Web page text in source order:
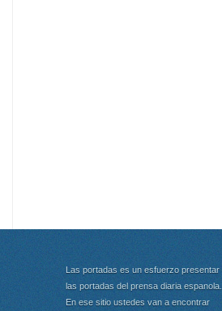
Las portadas es un esfuerzo presentar
las portadas del prensa diaria espanola.
En ese sitio ustedes van a encontrar